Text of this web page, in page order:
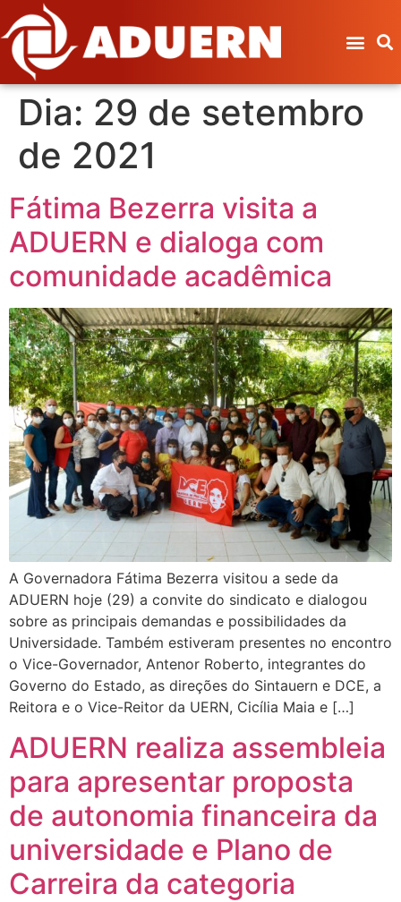
Dia: 29 de setembro
de 2021
Fátima Bezerra visita a
ADUERN e dialoga com
comunidade acadêmica
A Governadora Fátima Bezerra visitou a sede da
ADUERN hoje (29) a convite do sindicato e dialogou
sobre as principais demandas e possibilidades da
Universidade. Também estiveram presentes no encontro
o Vice-Governador, Antenor Roberto, integrantes do
Governo do Estado, as direções do Sintauern e DCE, a
Reitora e o Vice-Reitor da UERN, Cicília Maia e […]
ADUERN realiza assembleia
para apresentar proposta
de autonomia financeira da
universidade e Plano de
Carreira da categoria